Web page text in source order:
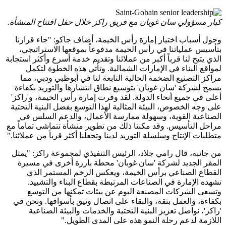
كبار مسؤولي سان غوبان مع فريق راكز خلال حفل افتتاح المنشأة.
وحول أسباب اختيار إمارة رأس الخيمة، أضاف جاكو: "جاء قرارنا
بتأسيس عملياتنا في رأس الخيمة مدفوعاً بموقعها الاستراتيجي،
الذي يتيح لنا قرباً أكبر من عملائنا وتقديم خدمة أسرع وأكثر استجابة
لمواقع البناء في الإمارات الشمالية. وتأتي هذه الخطوة لتكمل
مراكز التصنيع الضخمة الحالية التابعة لنا في أبوظبي ودبي، مما
يسمح لشركة 'سان غوبان' بتوسيع نطاق انتشارها والتوريد بكفاءة
أعلى في جميع أنحاء الدولة. لقد وفرت إمارة رأس الخيمة، و'راكز'
على وجه الخصوص، البيئة المثالية لهذا التوسع بفضل البنية التحتية
الصناعية القوية، وسهولة ممارسة الأعمال، والدعم السلس في
مراحل التأسيس. وقد مكننا ذلك من تطوير منشأة تتماشى تماماً مع
متطلبات الإنتاج وسلسلة التوريد لدينا وتجعلنا أكثر قرباً من عملائنا."
من جانبه، قال رامي جلاد، الرئيس التنفيذي لمجموعة راكز: "يمثل
المقر الجديد لشركة 'سان غوبان' محطة بارزة أخرى في مسيرة
القطاع الصناعي برأس الخيمة، ويعكس الزخم المستمر الذي
تشهده الإمارة في الصناعات المرتبطة بقطاع البناء والتشييد.
وتسعى الشركات المصنعة اليوم عن بيئات تمكنها من التوسع
بكفاءة، والعمل بثقة، والبقاء على اتصال وثيق بأسواقها. ونحن في
'راكز'، نواصل تعزيز البنية التحتية والخدمات والبيئة الصناعية
اللازمة لدعم رحلة النمو هذه على المدى الطويل."